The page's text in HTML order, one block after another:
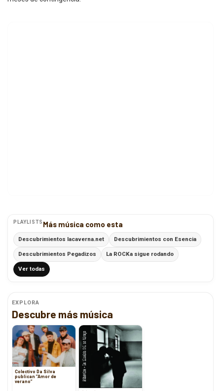
PLAYLISTS Más música como esta
Descubrimientos lacaverna.net Descubrimientos con Esencia
Descubrimientos Pegadizos La ROCKa sigue rodando
Ver todas
EXPLORA
Descubre más música
Colectivo Da Silva
publican ”Amor de
verano”